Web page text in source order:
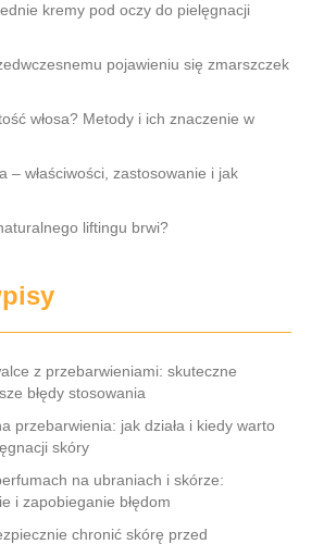
kremy pod oczy do pielęgnacji
pojawieniu się zmarszczek
włosa? Metody i ich znaczenie w
– właściwości, zastosowanie i jak
liftingu brwi?
z przebarwieniami: skuteczne
błędy stosowania
przebarwienia: jak działa i kiedy warto
skóry
na ubraniach i skórze:
i zapobieganie błędom
chronić skórę przed